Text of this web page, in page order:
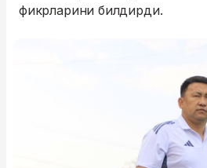
фикрларини билдирди.